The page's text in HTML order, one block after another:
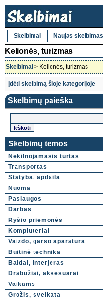
Skelbimai Naujas skelbimas
Kelionės, turizmas
Skelbimai > Kelionės, turizmas
Įdėti skelbimą šioje kategorijoje
Skelbimų paieška
Skelbimų temos
Nekilnojamasis turtas
Transportas
Statyba, apdaila
Nuoma
Paslaugos
Darbas
Ryšio priemonės
Kompiuteriai
Vaizdo, garso aparatūra
Buitinė technika
Baldai, interjeras
Drabužiai, aksesuarai
Vaikams
Grožis, sveikata